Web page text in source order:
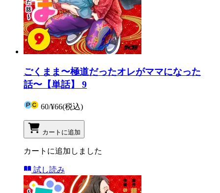
ごくまま〜極道だったオレがママになった
話〜【単話】 9
60/¥66(税込)
カートに追加
カートに追加しました
試し読み